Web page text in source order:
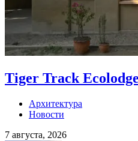
Tiger Track
Архитектура
Новости
7 августа, 2026